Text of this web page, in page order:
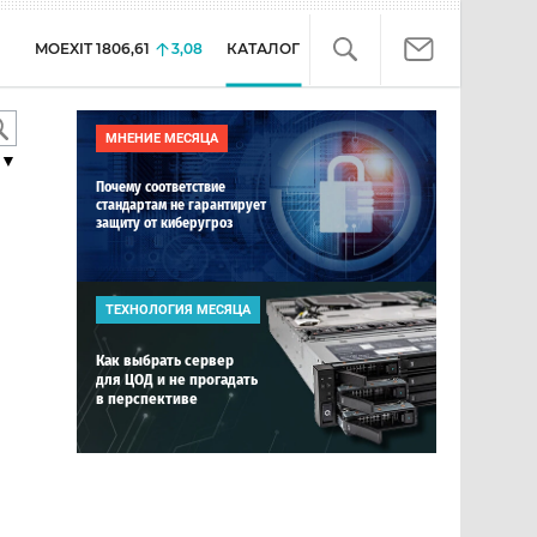
MOEXIT 1806,61 3,08 КАТАЛОГ
МНЕНИЕ МЕСЯЦА
Почему соответствие
стандартам не гарантирует
защиту от киберугроз
ТЕХНОЛОГИЯ МЕСЯЦА
Как выбрать сервер
для ЦОД и не прогадать
в перспективе